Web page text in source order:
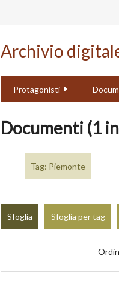
Archivio
Protagonisti
Documenti (1
Tag: Piemonte
Sfoglia Sfoglia per tag